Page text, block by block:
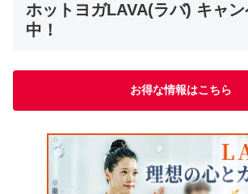
ホットヨガLAVA(ラバ) キャ
中！
お得な情報はこちら